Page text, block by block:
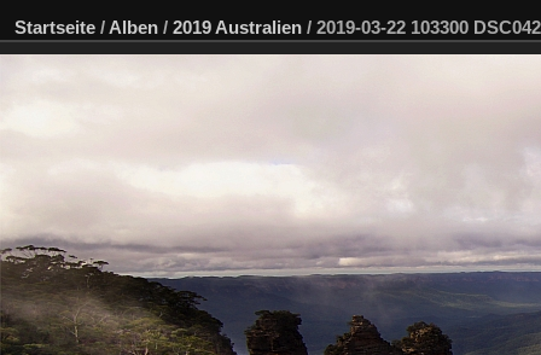
Startseite / Alben / 2019 Australien / 2019-03-22 103300